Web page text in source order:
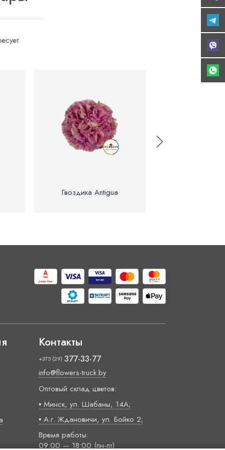
Гвоздика Antigua
Контакты
+375 (29) 377-33-77
info@flowers-truck.by
Оптовый склад цветов:
▪ Минск, ул. Шабаны, 14А;
▪ А.г. Ждановичи, ул. Бойко 2;
Время работы:
09:00 — 18:00 (пн-пт)